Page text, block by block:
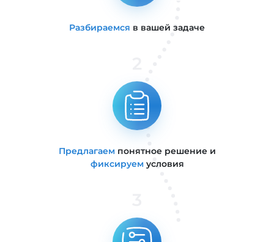
Разбираемся в вашей задаче
Предлагаемпонятное решение и
фиксируемусловия